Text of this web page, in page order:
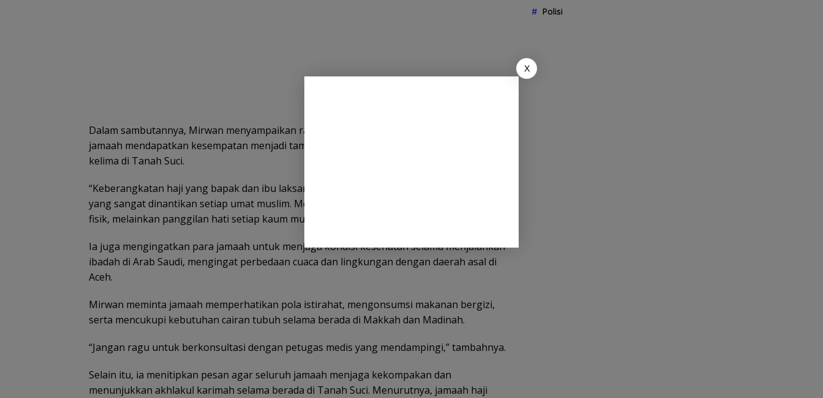
Dalam sambutannya, Mirwan menyampaikan rasa syukur dan kebahagiaannya karena para
jamaah mendapatkan kesempatan menjadi tamu Allah SWT untuk menunaikan rukun Islam
kelima di Tanah Suci.
“Keberangkatan haji yang bapak dan ibu laksanakan hari ini adalah perjalanan spiritual
yang sangat dinantikan setiap umat muslim. Menjadi tamu Allah bukan sekadar perjalanan
fisik, melainkan panggilan hati setiap kaum muslimin di seluruh dunia,” ujar Mirwan.
Ia juga mengingatkan para jamaah untuk menjaga kondisi kesehatan selama menjalankan
ibadah di Arab Saudi, mengingat perbedaan cuaca dan lingkungan dengan daerah asal di
Aceh.
Mirwan meminta jamaah memperhatikan pola istirahat, mengonsumsi makanan bergizi,
serta mencukupi kebutuhan cairan tubuh selama berada di Makkah dan Madinah.
“Jangan ragu untuk berkonsultasi dengan petugas medis yang mendampingi,” tambahnya.
Selain itu, ia menitipkan pesan agar seluruh jamaah menjaga kekompakan dan
menunjukkan akhlakul karimah selama berada di Tanah Suci. Menurutnya, jamaah haji
Polisi
X